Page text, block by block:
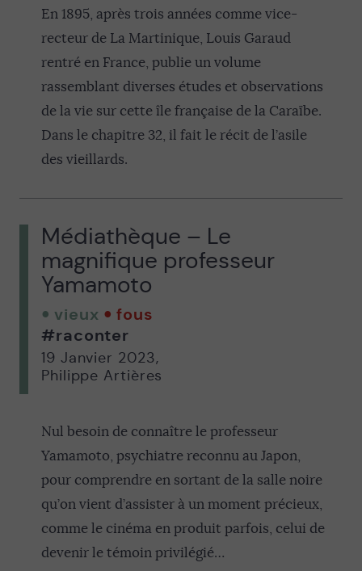
En 1895, après trois années comme vice-
recteur de La Martinique, Louis Garaud
rentré en France, publie un volume
rassemblant diverses études et observations
de la vie sur cette île française de la Caraïbe.
Dans le chapitre 32, il fait le récit de l’asile
des vieillards.
Médiathèque – Le
magnifique professeur
Yamamoto
vieux
fous
#raconter
19 Janvier 2023,
Philippe Artières
Nul besoin de connaître le professeur
Yamamoto, psychiatre reconnu au Japon,
pour comprendre en sortant de la salle noire
qu’on vient d’assister à un moment précieux,
comme le cinéma en produit parfois, celui de
devenir le témoin privilégié…